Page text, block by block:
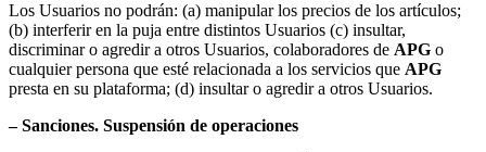
Los Usuarios no podrán: (a) manipular los precios de los artículos;
(b) interferir en la puja entre distintos Usuarios (c) insultar,
discriminar o agredir a otros Usuarios, colaboradores de APG o
cualquier persona que esté relacionada a los servicios que APG
presta en su plataforma; (d) insultar o agredir a otros Usuarios.
– Sanciones. Suspensión de operaciones